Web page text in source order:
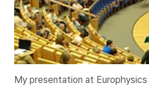
My presentation at